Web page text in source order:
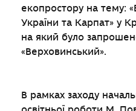
екопростору на тему:
України та Карпат» у
на який було
«Верховинський».
В рамках заходу